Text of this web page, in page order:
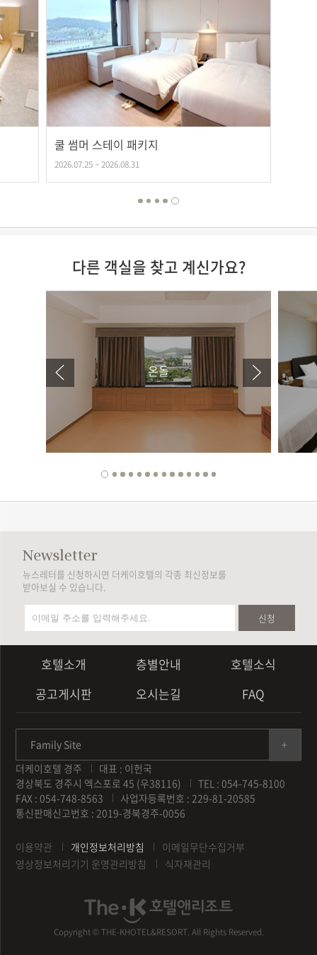
쿨 썸머 스테이 패키지
2026.07.25 ~ 2026.08.31
다른 객실을 찾고 계신가요?
온돌
뉴스레터를 신청하시면 더케이호텔의 각종 최신정보를
받아보실 수 있습니다.
신청
호텔소개 층별안내
호텔소식
공고게시판
오시는길 FAQ
Family Site
더케이호텔 경주
대표 : 이헌국
경상북도 경주시 엑스포로 45 (우38116)
TEL : 054-745-8100
FAX : 054-748-8563
사업자등록번호 : 229-81-20585
통신판매신고번호 : 2019-경북경주-0056
이용약관 개인정보처리방침
이메일무단수집거부
영상정보처리기기 운영관리방침
식자재관리
Copyright © THE-KHOTEL&RESORT. All Rights Reserved.